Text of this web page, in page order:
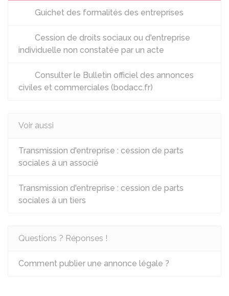
Guichet des formalités des entreprises
Cession de droits sociaux ou d'entreprise
individuelle non constatée par un acte
Consulter le Bulletin officiel des annonces
civiles et commerciales (bodacc.fr)
Voir aussi
Transmission d'entreprise : cession de parts
sociales à un associé
Transmission d'entreprise : cession de parts
sociales à un tiers
Questions ? Réponses !
Comment publier une annonce légale ?